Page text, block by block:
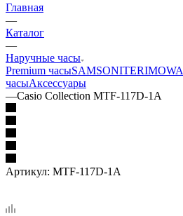
Главная
—
Каталог
—
Наручные часы
Premium часыSAMSONITERIMOWA
часыАксессуары
—Casio Collection MTF-117D-1A
Артикул: MTF-117D-1A